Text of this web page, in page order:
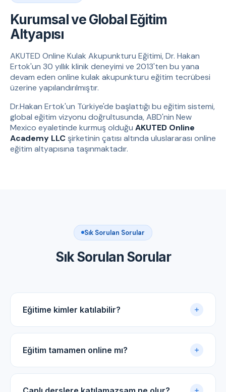
Kurumsal ve Global Eğitim
Altyapısı
AKUTED Online Kulak Akupunkturu Eğitimi, Dr. Hakan
Ertok'un 30 yıllık klinik deneyimi ve 2013'ten bu yana
devam eden online kulak akupunkturu eğitim tecrübesi
üzerine yapılandırılmıştır.
Dr.Hakan Ertok'un Türkiye'de başlattığı bu eğitim sistemi,
global eğitim vizyonu doğrultusunda, ABD'nin New
Mexico eyaletinde kurmuş olduğu AKUTED Online
Academy LLC şirketinin çatısı altında uluslararası online
eğitim altyapısına taşınmaktadır.
Sık Sorulan Sorular
Sık Sorulan Sorular
Eğitime kimler katılabilir?
Akupunktur uygulama sertifikasına sahip tüm tıp
doktorları ve diş hekimleri için uygundur.
Eğitim tamamen online mı?
Evet. Eğitim online panel üzerinden yürütülür. Canlı
dersler, kayıtlı video arşivi ve PDF ders notlarıyla